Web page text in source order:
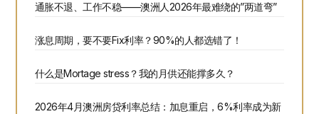
通胀不退、工作不稳——澳洲人2026年最难绕的”两道弯”
涨息周期，要不要Fix利率？90%的人都选错了！
什么是Mortage stress？我的月供还能撑多久？
2026年4月澳洲房贷利率总结：加息重启，6%利率成为新